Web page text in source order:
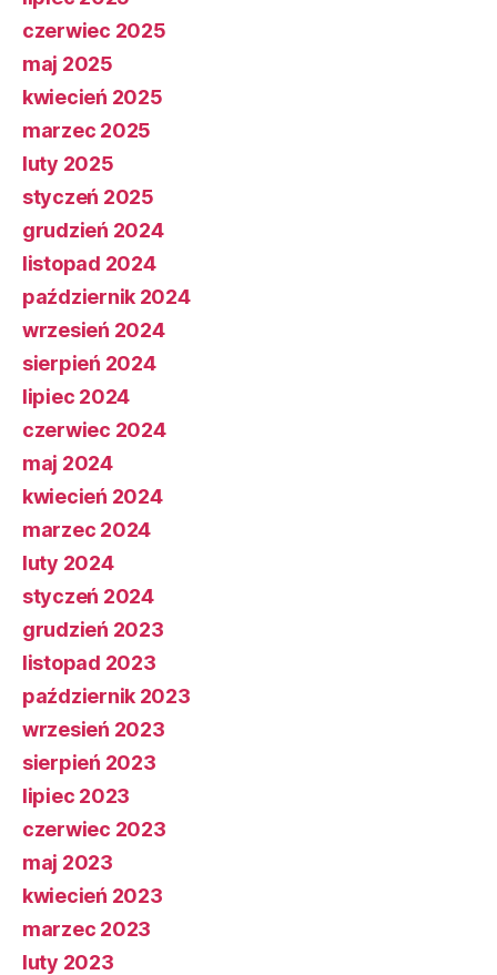
czerwiec 2025
maj 2025
kwiecień 2025
marzec 2025
luty 2025
styczeń 2025
grudzień 2024
listopad 2024
październik 2024
wrzesień 2024
sierpień 2024
lipiec 2024
czerwiec 2024
maj 2024
kwiecień 2024
marzec 2024
luty 2024
styczeń 2024
grudzień 2023
listopad 2023
październik 2023
wrzesień 2023
sierpień 2023
lipiec 2023
czerwiec 2023
maj 2023
kwiecień 2023
marzec 2023
luty 2023